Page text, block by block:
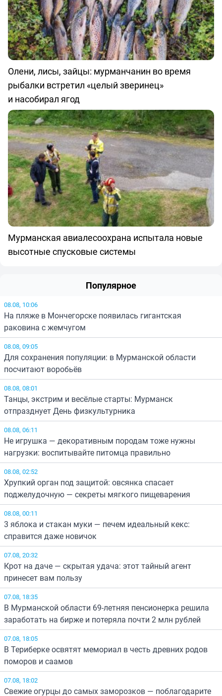
Олени, лисы, зайцы: мурманчанин во время
рыбалки встретил «целый зверинец»
и насобирал ягод
Мурманская авиалесоохрана испытала новые
высотные спусковые системы
Популярное
08.08, 10:06
На пляже в Мончегорске появилась гигантская
раковина с жемчугом
08.08, 09:05
Для сохранения популяции: в Мурманской области
посчитают воробьёв
08.08, 08:01
Танцы, экстрим и весёлые старты: Мурманск
отпразднует День физкультурника
08.08, 06:11
Не игрушка — декоративным породам тоже нужны
нагрузки: воспитывайте питомца правильно
08.08, 02:52
Хрупкий орган под защитой: овсянка спасает
поджелудочную — секреты мягкого пищеварения
08.08, 00:11
3 яблока и стакан муки — печем идеальный кекс:
справится даже новичок
07.08, 20:32
Крот на даче — скрытая удача: этот тайный агент
принесет вам пользу
07.08, 18:35
В Мурманской области 69-летняя пенсионерка решила
заработать на бирже и потеряла почти 2 млн рублей
07.08, 18:05
В Териберке освятят мемориал в честь древних родов
поморов и саамов
07.08, 18:02
Свежие огурцы до самых заморозков — поблагодарите